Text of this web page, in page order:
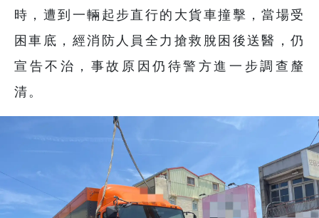
時，遭到一輛起步直行的大貨車撞擊，當場受
困車底，經消防人員全力搶救脫困後送醫，仍
宣告不治，事故原因仍待警方進一步調查釐
清。